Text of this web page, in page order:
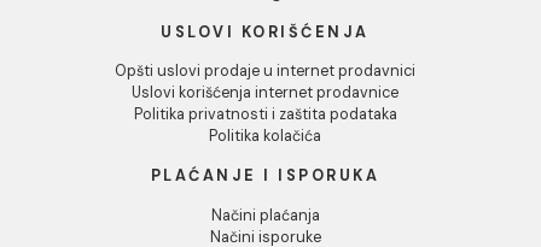
INFORMACIJE O KOMPANIJI
O nama
Društvena odgovornost
Podaci o kompaniji